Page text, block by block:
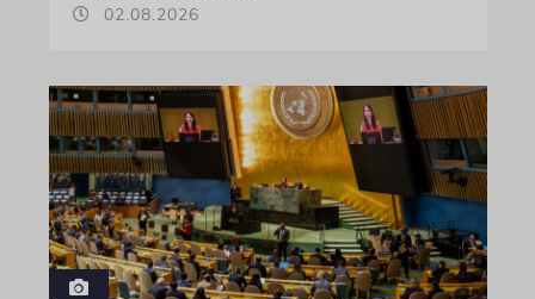
02.08.2026